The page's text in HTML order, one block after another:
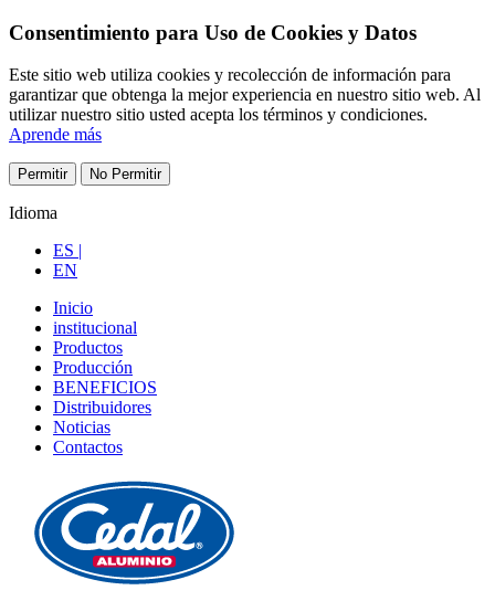
Consentimiento para Uso de Cookies y Datos
Este sitio web utiliza cookies y recolección de información para
garantizar que obtenga la mejor experiencia en nuestro sitio web. Al
utilizar nuestro sitio usted acepta los términos y condiciones.
Aprende más
Permitir No Permitir
Idioma
ES |
EN
Inicio
institucional
Productos
Producción
BENEFICIOS
Distribuidores
Noticias
Contactos